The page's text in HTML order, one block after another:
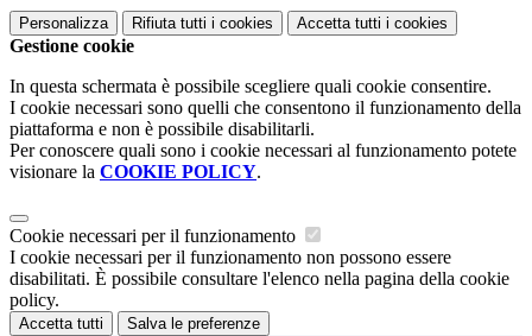
Personalizza Rifiuta tutti i cookies Accetta tutti i cookies
Gestione cookie
In questa schermata è possibile scegliere quali cookie consentire.
I cookie necessari sono quelli che consentono il funzionamento della
piattaforma e non è possibile disabilitarli.
Per conoscere quali sono i cookie necessari al funzionamento potete
visionare la COOKIE POLICY.
Cookie necessari per il funzionamento
I cookie necessari per il funzionamento non possono essere
disabilitati. È possibile consultare l'elenco nella pagina della cookie
policy.
Accetta tutti Salva le preferenze